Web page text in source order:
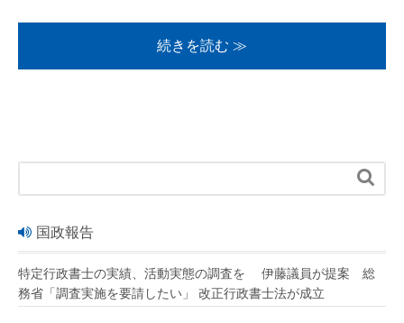
続きを読む ≫

国政報告
特定行政書士の実績、活動実態の調査を 伊藤議員が提案 総
務省「調査実施を要請したい」 改正行政書士法が成立